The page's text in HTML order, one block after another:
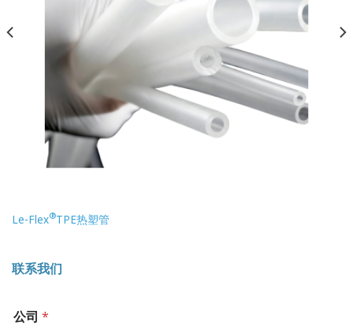
Le-Flex®TPE热塑管
联系我们
公司 *